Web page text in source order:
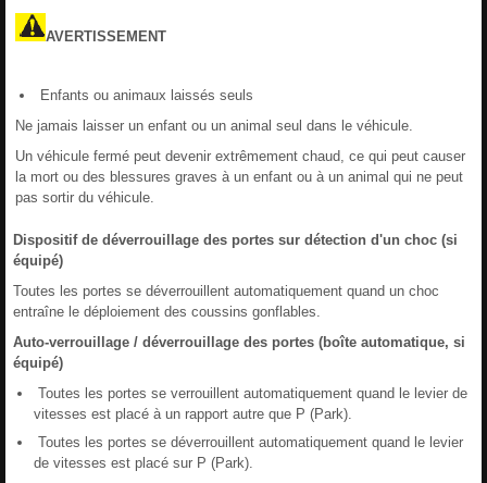
AVERTISSEMENT
Enfants ou animaux laissés seuls
Ne jamais laisser un enfant ou un animal seul dans le véhicule.
Un véhicule fermé peut devenir extrêmement chaud, ce qui peut causer
la mort ou des blessures graves à un enfant ou à un animal qui ne peut
pas sortir du véhicule.
Dispositif de déverrouillage des portes sur détection d'un choc (si
équipé)
Toutes les portes se déverrouillent automatiquement quand un choc
entraîne le déploiement des coussins gonflables.
Auto-verrouillage / déverrouillage des portes (boîte automatique, si
équipé)
Toutes les portes se verrouillent automatiquement quand le levier de
vitesses est placé à un rapport autre que P (Park).
Toutes les portes se déverrouillent automatiquement quand le levier
de vitesses est placé sur P (Park).